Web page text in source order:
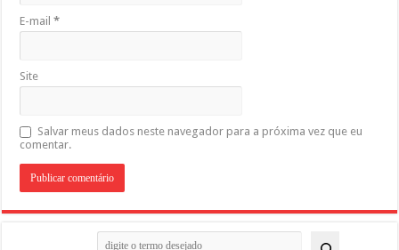
E-mail*
Site
Salvar meus dados neste navegador para a próxima vez que eu
comentar.